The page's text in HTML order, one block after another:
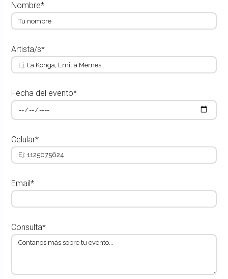
Nombre*
Artista/s*
Fecha del evento*
Celular*
Email*
Consulta*